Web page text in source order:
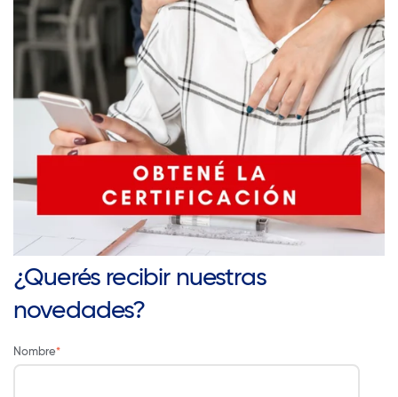
¿Querés recibir nuestras
novedades?
Nombre*